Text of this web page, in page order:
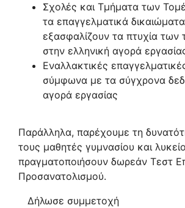
Σχολές και Τμήματα των
τα επαγγελματικά
εξασφαλίζουν τα πτυχία των
στην ελληνική αγορά
Εναλλακτικές
σύμφωνα με τα σύγχρονα
αγορά εργασίας
Παράλληλα, παρέχουμε τη
τους μαθητές γυμνασίου και
πραγματοποιήσουν δωρεάν Τεστ
Προσανατολισμού.
Δήλωσε συμμετοχή